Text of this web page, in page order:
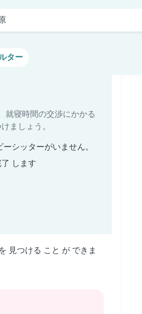
ター
就寝時間の交渉にかかる
ましょう。
シッターがいません。
します
見つける こと が できま